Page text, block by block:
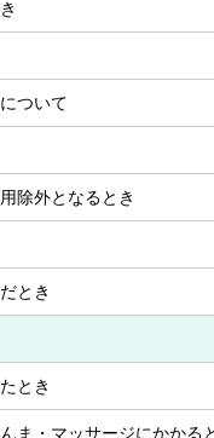
ついて
除外となるとき
とき
とき
ま・マッサージにかかる